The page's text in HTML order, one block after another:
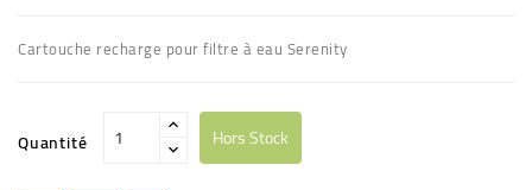
Cartouche recharge pour filtre à eau Serenity
Quantité Hors Stock